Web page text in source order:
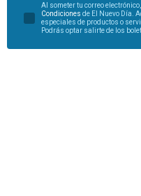
Al someter tu correo
Condiciones de El Nuevo Día.
especiales de productos o
Podrás optar salirte de los